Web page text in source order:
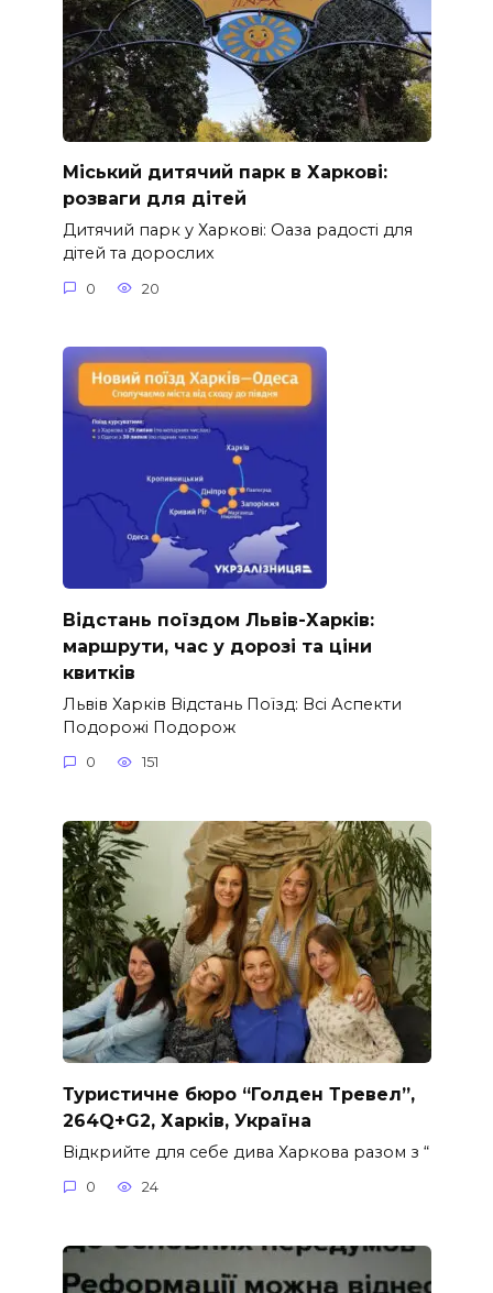
Міський дитячий парк в Харкові:
розваги для дітей
Дитячий парк у Харкові: Оаза радості для
дітей та дорослих
0 20
Відстань поїздом Львів-Харків:
маршрути, час у дорозі та ціни
квитків
Львів Харків Відстань Поїзд: Всі Аспекти
Подорожі Подорож
0 151
Туристичне бюро “Голден Тревел”,
264Q+G2, Харків, Україна
Відкрийте для себе дива Харкова разом з “
0 24